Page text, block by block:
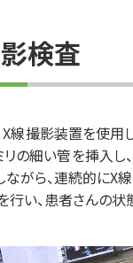
検査
線撮影装置を使用
リの細い管を挿入
ながら、連続的にX
い、患者さんの状